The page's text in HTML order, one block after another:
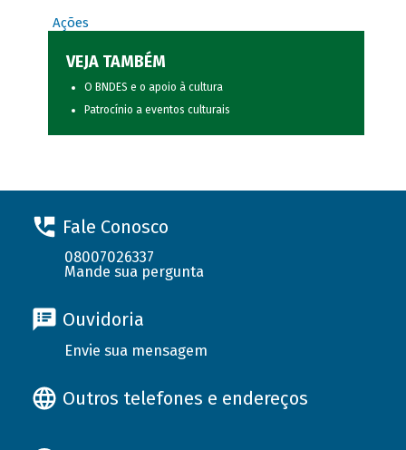
Ações
VEJA TAMBÉM
O BNDES e o apoio à cultura
Patrocínio a eventos culturais
Fale Conosco
08007026337
Mande sua pergunta
Ouvidoria
Envie sua mensagem
Outros telefones e endereços